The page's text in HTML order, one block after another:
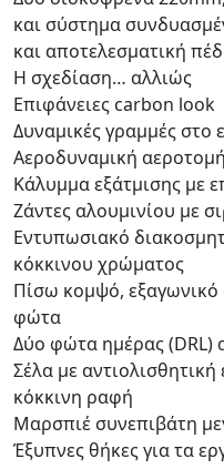
και σύστημα
και αποτελεσματική
Η σχεδίαση… αλλιώς
Επιφάνειες carbon look
Δυναμικές γραμμές στο
Αεροδυναμική
Κάλυμμα εξάτμισης με
Ζάντες αλουμινίου με
Εντυπωσιακό
κόκκινου χρώματος
Πίσω κομψό,
φώτα
Δύο φώτα ημέρας (DRL)
Σέλα με
κόκκινη ραφή
Μαρσπιέ συνεπιβάτη
Έξυπνες θήκες για τα